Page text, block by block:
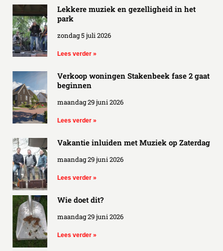
Lekkere muziek en gezelligheid in het
park
zondag 5 juli 2026
Lees verder »
Verkoop woningen Stakenbeek fase 2 gaat
beginnen
maandag 29 juni 2026
Lees verder »
Vakantie inluiden met Muziek op Zaterdag
maandag 29 juni 2026
Lees verder »
Wie doet dit?
maandag 29 juni 2026
Lees verder »